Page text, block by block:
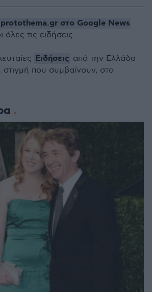
protothema.gr στο Google News
όλες τις ειδήσεις
Ειδήσεις από την Ελλάδα
στιγμή που συμβαίνουν, στο